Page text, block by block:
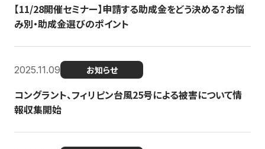
【11/28開催セミナー】申請する助成金をどう決める？お悩
み別・助成金選びのポイント
2025.11.09 お知らせ
コングラント、フィリピン台風25号による被害について情
報収集開始